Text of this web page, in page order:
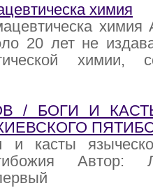
химия
химия
20 лет не
химии,
/ БОГИ И
и касты
Автор: